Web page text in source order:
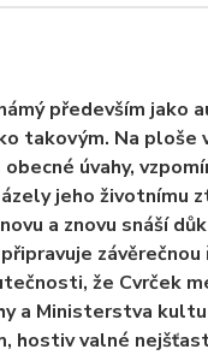
především jako
takovým. Na ploše
úvahy,
jeho životnímu
a znovu snáší
že Cvrček
a Ministerstva
hostiv valné